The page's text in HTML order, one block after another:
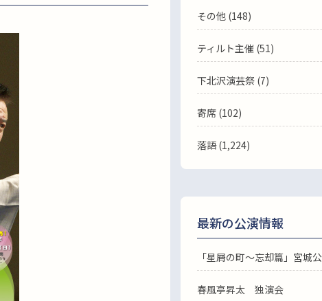
その他 (148)
ティルト主催 (51)
下北沢演芸祭 (7)
寄席 (102)
落語(1,224)
最新の公演情報
「星屑の町～忘却篇」宮城
春風亭昇太 独演会